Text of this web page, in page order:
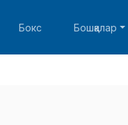
Бокс Бошқалар